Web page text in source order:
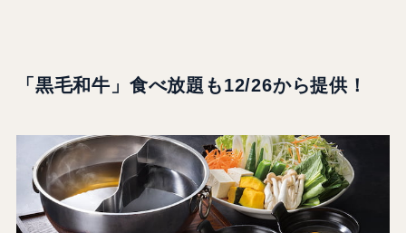
「黒毛和牛」食べ放題も12/26から提供！